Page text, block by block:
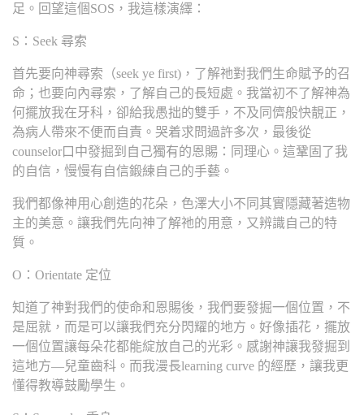
足。回望這個SOS，我這樣演繹：
S：Seek 尋索
首先要向神尋索（seek ye first)，了解祂對我們生命賦予的召
命；也要向內尋索，了解自己的長短處。我當初不了解神為
何擺放我在牙科，卻給我愚拙的雙手，不及同儕般快靚正，
為病人帶來不便而自責。哭着求問過許多次，最後從
counselor口中發掘到自己獨有的恩賜：同理心。這鞏固了我
的自信，慢慢有自信鍛練自己的手藝。
我們都像神用心創造的花朵，色澤大小不同其實隱藏著造物
主的美意。讓我們先向神了解祂的用意，又辨識自己的特
質。
O：Orientate 定位
知道了神對我們的使命和恩賜後，我們要發掘一個位置，不
是屈就，而是可以讓我們充分閃耀的地方。好像插花，擺放
一個位置讓每朵花都能綻放自己的光彩。感謝神讓我發掘到
這地方—兒童齒科。而我漫長learning curve 的經歷，讓我更
懂得教導鼓勵學生。